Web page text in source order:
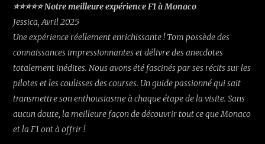
⭐⭐⭐⭐⭐ Notre meilleure expérience F1 à Monaco
Jessica, Avril 2025
Une expérience réellement enrichissante ! Tom possède des
connaissances impressionnantes et délivre des anecdotes
totalement inédites. Nous avons été fascinés par ses récits sur les
pilotes et les coulisses des courses. Un guide passionné qui sait
transmettre son enthousiasme à chaque étape de la visite. Sans
aucun doute, la meilleure façon de découvrir tout ce que Monaco
et la F1 ont à offrir !